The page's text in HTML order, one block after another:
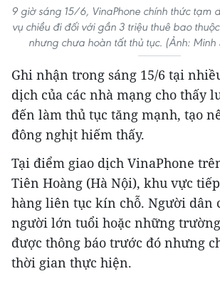
9 giờ sáng 15/6, VinaPhone chính thức tạm
vụ chiều đi đối với gần 3 triệu thuê bao
nhưng chưa hoàn tất thủ tục. (Ảnh:
Ghi nhận trong sáng 15/6 tại
dịch của các nhà mạng cho thấy
đến làm thủ tục tăng mạnh, tạo
đông nghịt hiếm thấy.
Tại điểm giao dịch VinaPhone
Tiên Hoàng (Hà Nội), khu vực
hàng liên tục kín chỗ. Người dân
người lớn tuổi hoặc những
được thông báo trước đó nhưng
thời gian thực hiện.